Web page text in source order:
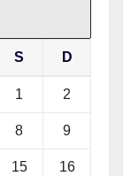
S D
1 2
8 9
15 16